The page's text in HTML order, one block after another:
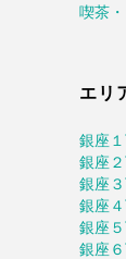
喫茶
エリ
銀座
銀座
銀座
銀座
銀座
銀座